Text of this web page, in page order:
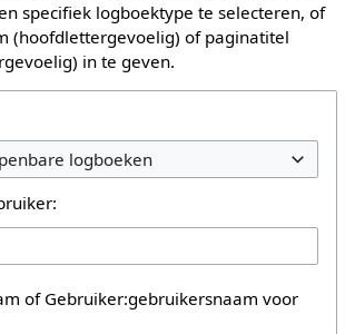
specifiek logboektype te selecteren, of
(hoofdlettergevoelig) of paginatitel
in te geven.
logboeken
of Gebruiker:gebruikersnaam voor